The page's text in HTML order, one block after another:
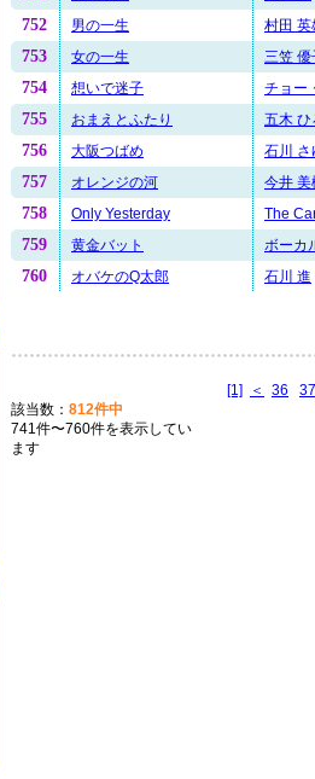
752 男の一生 村田 英
753 女の一生 三笠 優
754 想いで迷子 チョー
755 おまえとふたり 五木 ひ
756 大阪つばめ 石川 さ
757 オレンジの河 今井 美
758 Only Yesterday The
759 黄金バット ボーカ
760 オバケのQ太郎 石川 進
[1] ＜ 36
37
該当数： 812件中
741件〜760件を表示してい
ます